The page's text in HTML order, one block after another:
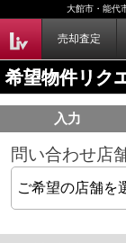
大館市・能代
売却査定
希望物件リク
入力
問い合わせ店